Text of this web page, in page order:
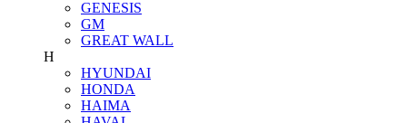
GENESIS
GM
GREAT WALL
H
HYUNDAI
HONDA
HAIMA